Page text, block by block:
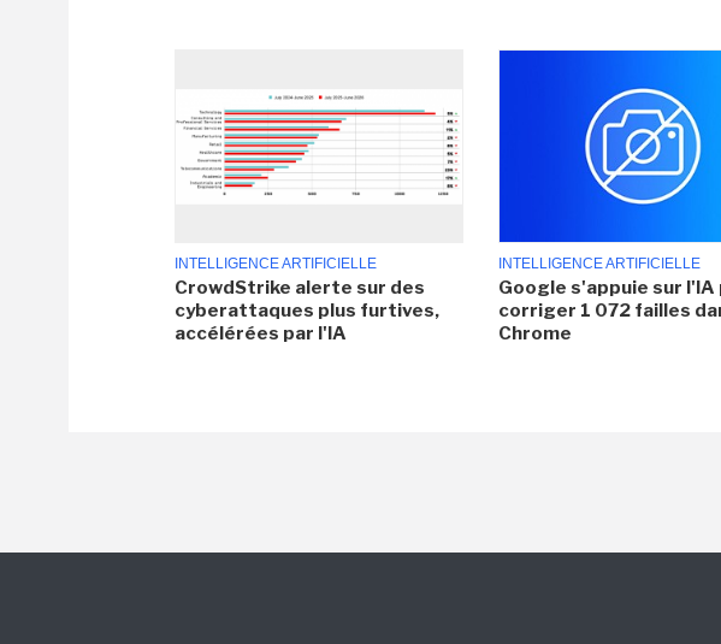
INTELLIGENCE ARTIFICIELLE
CrowdStrike alerte sur des
cyberattaques plus furtives,
accélérées par l'IA
INTELLIGENCE ARTIFICIELLE
Google s'appuie sur l'IA
corriger 1 072 failles
Chrome